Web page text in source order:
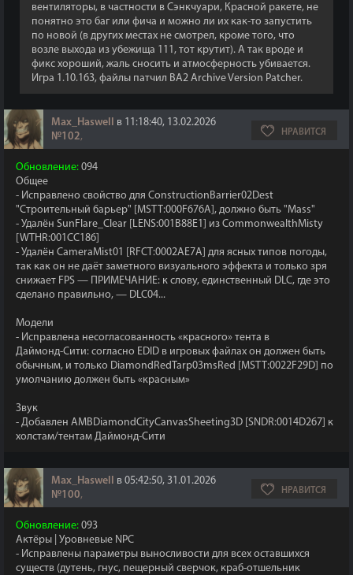
вентиляторы, в частности в Сэнкчуари, Красной ракете, не
понятно это баг или фича и можно ли их как-то запустить
по новой (в других местах не смотрел, кроме того, что
возле выхода из убежища 111, тот крутит). А так вроде и
фикс хороший, жаль сносить и атмосферность убивается.
Игра 1.10.163, файлы патчил BA2 Archive Version Patcher.
Max_Haswell в 11:18:40, 13.02.2026
№102, НРАВИТСЯ
Обновление: 094
Общее
- Исправлено свойство для ConstructionBarrier02Dest
"Строительный барьер" [MSTT:000F676A], должно быть "Mass"
- Удалён SunFlare_Clear [LENS:001B88E1] из CommonwealthMisty
[WTHR:001CC186]
- Удалён CameraMist01 [RFCT:0002AE7A] для ясных типов погоды,
так как он не даёт заметного визуального эффекта и только зря
снижает FPS — ПРИМЕЧАНИЕ: к слову, единственный DLC, где это
сделано правильно, — DLC04...
Модели
- Исправлена несогласованность «красного» тента в
Даймонд‑Сити: согласно EDID в игровых файлах он должен быть
обычным, и только DiamondRedTarp03msRed [MSTT:0022F29D] по
умолчанию должен быть «красным»
Звук
- Добавлен AMBDiamondCityCanvasSheeting3D [SNDR:0014D267] к
холстам/тентам Даймонд‑Сити
Max_Haswell в 05:42:50, 31.01.2026
№100, НРАВИТСЯ
Обновление: 093
Актёры | Уровневые NPC
- Исправлены параметры выносливости для всех оставшихся
существ (дутень, гнус, пещерный сверчок, краб-отшельник